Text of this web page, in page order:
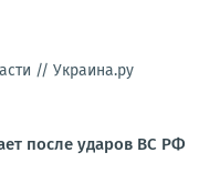
// Украина.ру
после ударов ВС РФ